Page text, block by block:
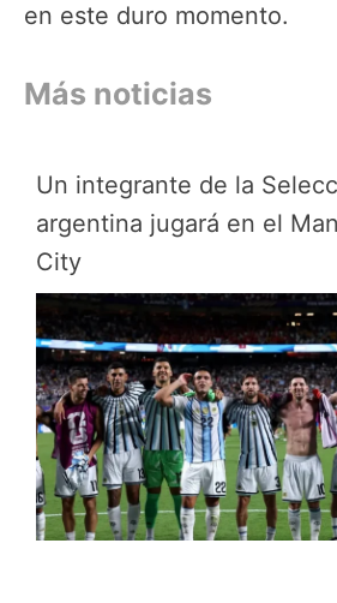
en este duro momento.
Más noticias
Un integrante de la
argentina jugará en el
City